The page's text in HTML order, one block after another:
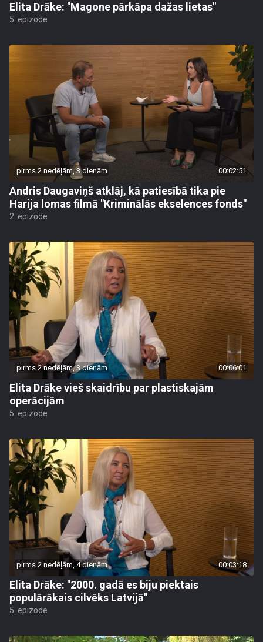
Elita Drāke: "Magone pārkāpa dažas lietas"
5. epizode
pirms 2 nedēļām, 3 dienām 00:02:51
Andris Daugaviņš atklāj, kā patiesībā tika pie
Harija lomas filmā "Kriminālās ekselences fonds"
2. epizode
pirms 2 nedēļām, 3 dienām 00:06:01
Elita Drāke vieš skaidrību par plastiskajām
operācijām
5. epizode
pirms 2 nedēļām, 4 dienām 00:03:18
Elita Drāke: "2000. gadā es biju piektais
populārākais cilvēks Latvijā"
5. epizode